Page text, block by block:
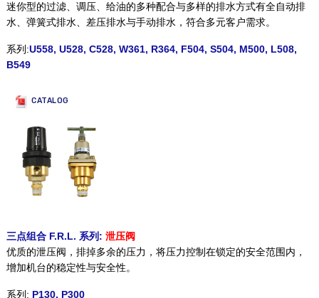
迷你型的过滤、调压、给油的多种配合与多样的排水方式有全自动排
水、弹簧式排水、差压排水与手动排水，符合多元客户需求。
系列:U558, U528, C528, W361, R364, F504, S504, M500, L508,
B549
CATALOG
三点组合 F.R.L. 系列:泄压阀
优质的泄压阀，排掉多余的压力，将压力控制在锁定的安全范围内，
增加机台的稳定性与安全性。
系列: P130, P300